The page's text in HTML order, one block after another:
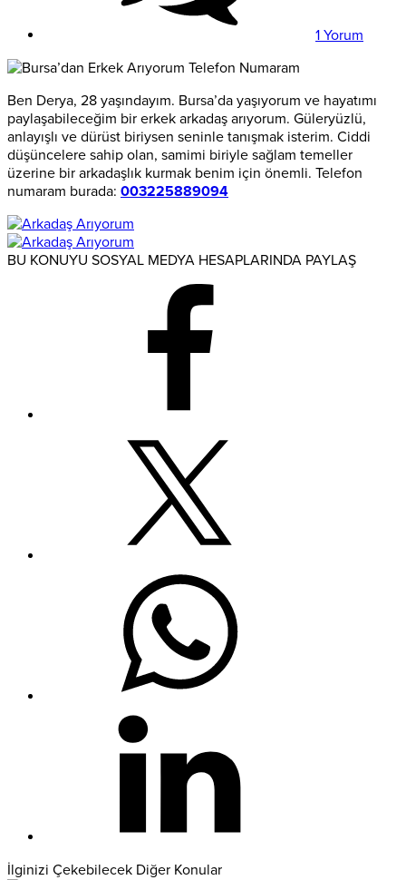
1 Yorum
Ben Derya, 28 yaşındayım. Bursa’da yaşıyorum ve hayatımı
paylaşabileceğim bir erkek arkadaş arıyorum. Güleryüzlü,
anlayışlı ve dürüst biriysen seninle tanışmak isterim. Ciddi
düşüncelere sahip olan, samimi biriyle sağlam temeller
üzerine bir arkadaşlık kurmak benim için önemli. Telefon
numaram burada: 003225889094
BU KONUYU SOSYAL MEDYA HESAPLARINDA PAYLAŞ
İlginizi Çekebilecek Diğer Konular